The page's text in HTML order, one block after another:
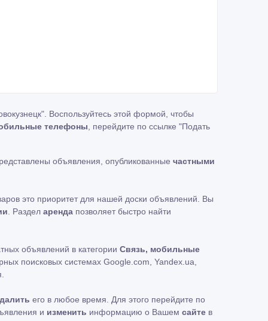
Воспользуйтесь этой формой, чтобы
телефоны , перейдите по ссылке "Подать
объявления, опубликованные частными
это приоритет для нашей доски объявлений. Вы
. Раздел аренда позволяет быстро найти
объявлений в категории Связь, мобильные
поисковых системах Google.com, Yandex.ua,
его в любое время. Для этого перейдите по
и изменить информацию о Вашем сайте в